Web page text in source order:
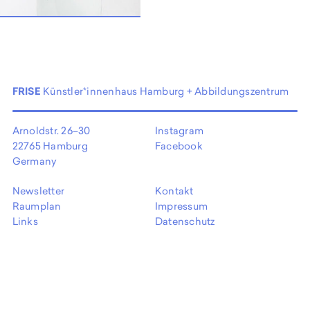
FRISE Künstler*innenhaus Hamburg + Abbildungszentrum
Arnoldstr. 26–30
22765 Hamburg
Germany
Instagram
Facebook
Newsletter
Raumplan
Links
Kontakt
Impressum
Datenschutz